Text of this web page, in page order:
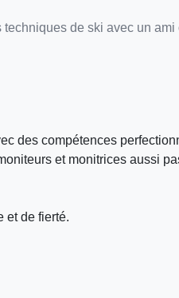
de ski avec un ami
des compétences
et monitrices aussi
et de fierté.